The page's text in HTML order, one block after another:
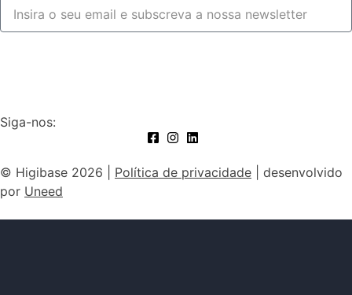
Siga-nos:
© Higibase 2026 | Política de privacidade | desenvolvido
por Uneed